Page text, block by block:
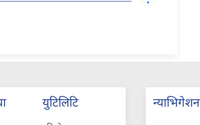
युटिलिटि न्याभिगेशन